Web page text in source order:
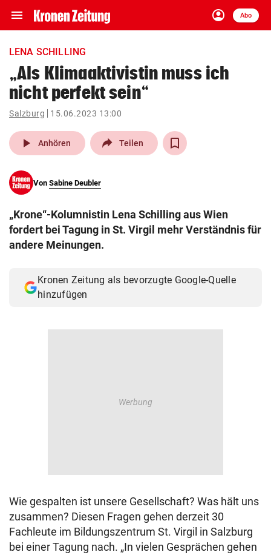
menu Navigation
ein-/ausklappen
account_circle
Anmelden
Abo
close Schließen
account_circle Anmelden
pin_drop
Wien arrow_right
search
eingeben
© Krone Multimedia GmbH & Co KG 2026
Muthgasse 2, 1190 Wien
LENA SCHILLING
„Als Klimaaktivistin muss ich
nicht perfekt sein“
Salzburg 15.06.2023 13:00
play_arrow Anhören Teilen
Von Sabine Deubler
„Krone“-Kolumnistin Lena Schilling aus Wien
fordert bei Tagung in St. Virgil mehr Verständnis für
andere Meinungen.
Kronen Zeitung als bevorzugte Google-Quelle
hinzufügen
Wie gespalten ist unsere Gesellschaft? Was hält uns
zusammen? Diesen Fragen gehen derzeit 30
Fachleute im Bildungszentrum St. Virgil in Salzburg
bei einer Tagung nach. „In vielen Gesprächen gehen